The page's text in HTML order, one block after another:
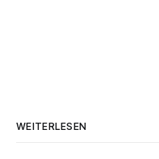
WEITERLESEN